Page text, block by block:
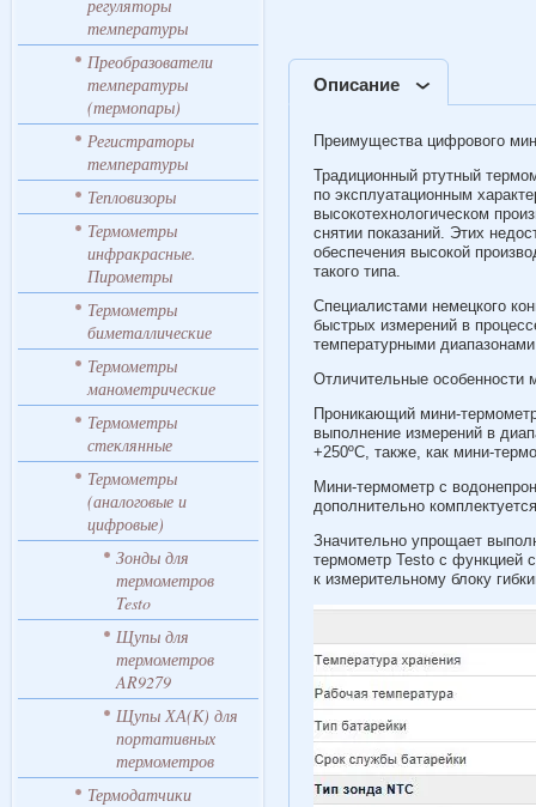
регуляторы
температуры
Преобразователи
температуры
(термопары)
Регистраторы
температуры
Тепловизоры
Термометры
инфракрасные.
Пирометры
Термометры
биметаллические
Термометры
манометрические
Термометры
стеклянные
Термометры
(аналоговые и
цифровые)
Зонды для
термометров
Testo
Щупы для
термометров
AR9279
Щупы ХА(К) для
портативных
термометров
Термодатчики
Описание
Преимущества цифрового
Традиционный ртутный
по эксплуатационным
высокотехнологическом
снятии показаний. Этих
обеспечения высокой
такого типа.
Специалистами немецкого
быстрых измерений в
температурными
Отличительные особенности
Проникающий мини-
выполнение измерений в
+250ºС, также, как мини-
Мини-термометр с
дополнительно
Значительно упрощает
термометр Testo с функцией
к измерительному блоку